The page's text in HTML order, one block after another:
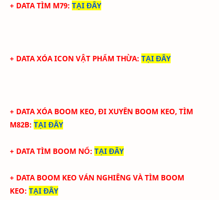
+ DATA TÌM M79: TẠI ĐÂY
+ DATA XÓA ICON VẬT PHẨM THỪA: TẠI ĐÂY
+ DATA XÓA BOOM KEO, ĐI XUYÊN BOOM KEO, TÌM
M82B: TẠI ĐÂY
+ DATA TÌM BOOM NỔ: TẠI ĐÂY
+ DATA BOOM KEO VÁN NGHIÊNG VÀ TÌM BOOM
KEO: TẠI ĐÂY